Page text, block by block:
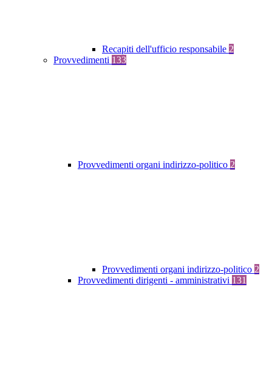
Recapiti dell'ufficio responsabile 2
Provvedimenti 133
Provvedimenti organi indirizzo-politico 2
Provvedimenti organi indirizzo-politico 2
Provvedimenti dirigenti - amministrativi 131